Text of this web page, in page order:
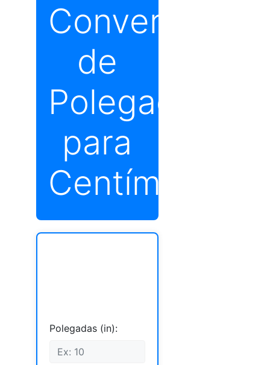
Conversor
de
Polegadas
para
Centímetros
Polegadas (in):